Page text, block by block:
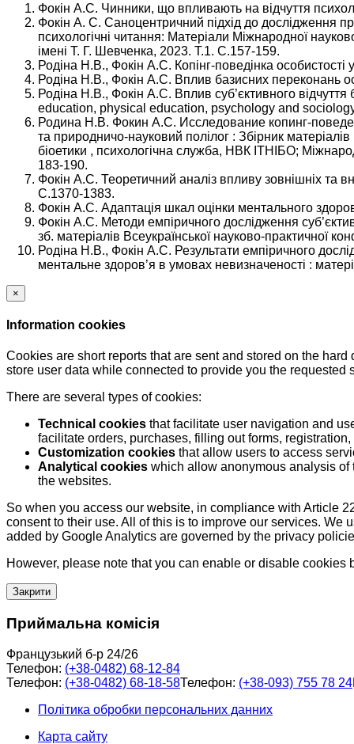
Фокін А.С. Чинники, що впливають на відчуття
Фокін А. С. Саноцентричний підхід до дослідження
психологічні читання: Матеріали Міжнародної
імені Т. Г. Шевченка, 2023. Т.1. С.157-159.
Родіна Н.В., Фокін А.С. Копінг-поведінка
Родіна Н.В., Фокін А.С. Вплив базисних переконань
Родіна Н.В., Фокін А.С. Вплив суб’єктивного
education, physical education, psychology and
Родина Н.В. Фокин А.С. Исследование копинг-
та природничо-науковий полілог : Збірник
біоетики , психологічна служба, НВК ІТНІБО;
183-190.
Фокін А.С. Теоретичний аналіз впливу зовнішніх та
С.1370-1383.
Фокін А.С. Адаптація шкал оцінки ментального
Фокін А.С. Методи емпіричного дослідження
зб. матеріалів Всеукраїнської науково-практичної
Родіна Н.В., Фокін А.С. Результати емпіричного
ментальне здоров’я в умовах невизначеності :
×
Information cookies
Cookies are short reports that are sent and stored on the
store user data while connected to provide you the
There are several types of cookies:
Technical cookies that facilitate user navigation and
facilitate orders, purchases, filling out forms,
Customization cookies that allow users to access
Analytical cookies which allow anonymous analysis
the websites.
So when you access our website, in compliance with Article
consent to their use. All of this is to improve our services.
added by Google Analytics are governed by the privacy
However, please note that you can enable or disable cookies
Закрити
Приймальна комісія
Французький б-р 24/26
Телефон: (+38-0482) 68-12-84
Телефон: (+38-0482) 68-18-58Телефон: (+38-093) 755 78 24
Політика обробки персональних данних
Карта сайту